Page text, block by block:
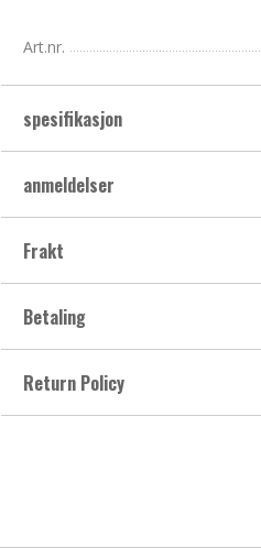
Art.nr.
spesifikasjon
anmeldelser
Frakt
Betaling
Return Policy